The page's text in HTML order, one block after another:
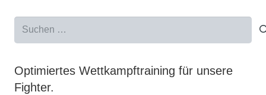
Optimiertes Wettkampftraining für unsere
Fighter.